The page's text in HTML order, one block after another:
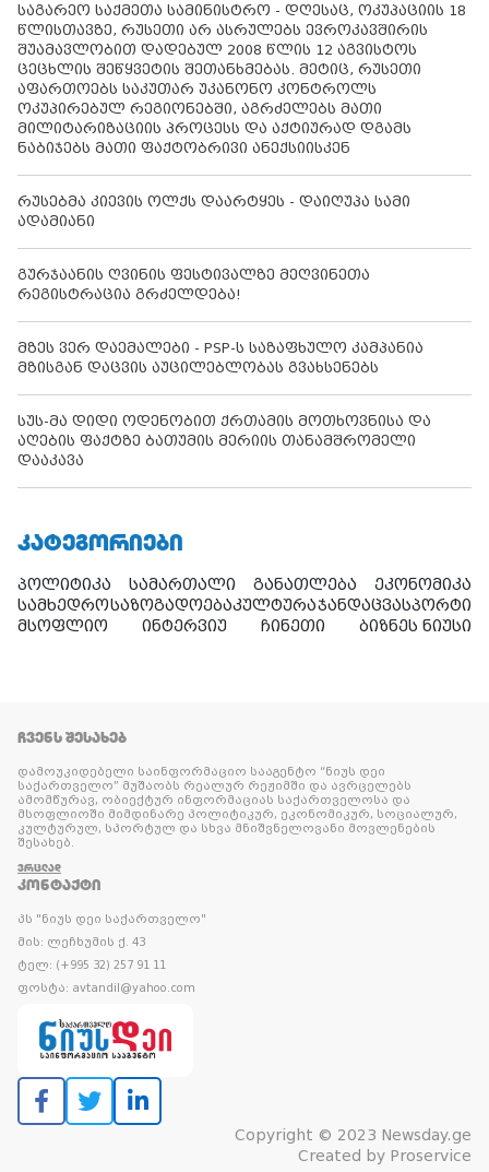
საგარეო საქმეთა სამინისტრო - დღესაც, ოკუპაციის 18
წლისთავზე, რუსეთი არ ასრულებს ევროკავშირის
შუამავლობით დადებულ 2008 წლის 12 აგვისტოს
ცეცხლის შეწყვეტის შეთანხმებას. მეტიც, რუსეთი
აფართოებს საკუთარ უკანონო კონტროლს
ოკუპირებულ რეგიონებში, აგრძელებს მათი
მილიტარიზაციის პროცესს და აქტიურად დგამს
ნაბიჯებს მათი ფაქტობრივი ანექსიისკენ
რუსებმა კიევის ოლქს დაარტყეს - დაიღუპა სამი
ადამიანი
გურჯაანის ღვინის ფესტივალზე მეღვინეთა
რეგისტრაცია გრძელდება!
მზეს ვერ დაემალები - PSP-ს საზაფხულო კამპანია
მზისგან დაცვის აუცილებლობას გვახსენებს
სუს-მა დიდი ოდენობით ქრთამის მოთხოვნისა და
აღების ფაქტზე ბათუმის მერიის თანამშრომელი
დააკავა
ᲙᲐᲢᲔᲒᲝᲠᲘᲔᲑᲘ
პოლიტიკა სამართალი განათლება
ეკონომიკა
სამხედროსაზოგადოებაკულტურაჯანდაცვასპორტი
მსოფლიო
ინტერვიუ ჩინეთი ბიზნეს ნიუსი
ᲩᲕᲔᲜᲡ ᲨᲔᲡᲐᲮᲔᲑ
დამოუკიდებელი საინფორმაციო სააგენტო “ნიუს დეი
საქართველო” მუშაობს რეალურ რეჟიმში და ავრცელებს
ამომწურავ, ობიექტურ ინფორმაციას საქართველოსა და
მსოფლიოში მიმდინარე პოლიტიკურ, ეკონომიკურ, სოციალურ,
კულტურულ, სპორტულ და სხვა მნიშვნელოვანი მოვლენების
შესახებ.
ᲕᲠᲪᲚᲐᲓ
ᲙᲝᲜᲢᲐᲥᲢᲘ
პს "ნიუს დეი საქართველო"
მის: ლეჩხუმის ქ. 43
ტელ: (+995 32) 257 91 11
ფოსტა: avtandil@yahoo.com
Copyright © 2023 Newsday.ge
Created by Proservice